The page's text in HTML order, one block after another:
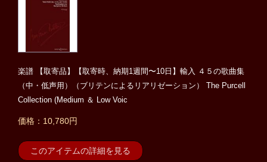
楽譜 【取寄品】【取寄時、納期1週間〜10日】輸入 ４５の歌曲集
（中・低声用）（ブリテンによるリアリゼーション） The Purcell
Collection (Medium ＆ Low Voic
価格：10,780円
このアイテムの詳細を見る